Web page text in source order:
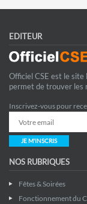
EDITEUR
Officiel CSE est le site
permet de trouver les
Inscrivez-vous pour
JE M'INSCRIS
NOS RUBRIQUES
Fêtes & Soirées
Fonctionnement du